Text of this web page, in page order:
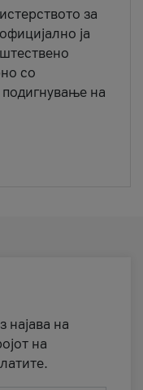
за
ја
со
подигнување на
најава на
на